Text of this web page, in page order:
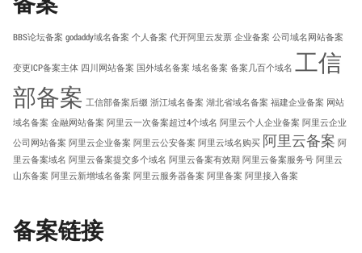
BBS论坛备案 godaddy域名备案 个人备案 代开阿里云发票 企业备案 公司域名网站备案
变更ICP备案主体 四川网站备案 国外域名备案 域名备案 备案几百个域名 工信
部备案 工信部备案后缀 浙江域名备案 湖北省域名备案 福建企业备案 网站
域名备案 金融网站备案 阿里云一次备案超过4个域名 阿里云个人企业备案 阿里云企业
公司网站备案 阿里云企业备案 阿里云公安备案 阿里云域名购买 阿里云备案 阿
里云备案域名 阿里云备案提交多个域名 阿里云备案有效期 阿里云备案服务号 阿里云
山东备案 阿里云新增域名备案 阿里云服务器备案 阿里备案 阿里接入备案
备案链接